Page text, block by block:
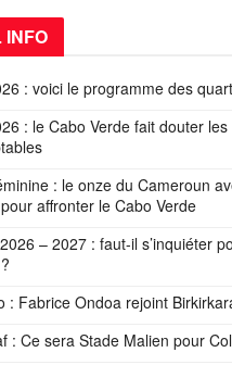
INFO
: voici le programme des
: le Cabo Verde fait douter
: le onze du Cameroun
affronter le Cabo Verde
– 2027 : faut-il s’inquiéter
: Fabrice Ondoa rejoint
: Ce sera Stade Malien pour